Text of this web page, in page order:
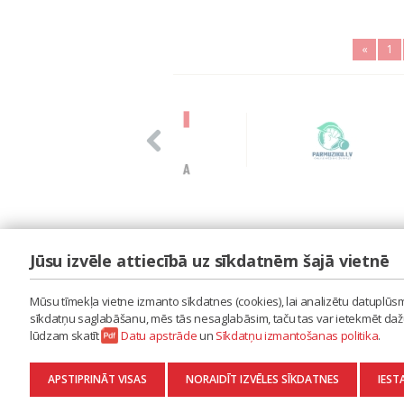
« 1
LAIPA
ES RADU MŪZIKU
AKTUALITĀTES
KONTAKTI
SĪKDATŅU IZMANTOŠANAS POLITIKA
DATU APSTRĀDE
Jūsu izvēle attiecībā uz sīkdatnēm šajā vietnē
Mūsu tīmekļa vietne izmanto sīkdatnes (cookies), lai analizētu
sīkdatņu saglabāšanu, mēs tās nesaglabāsim, taču tas var ietekmēt
lūdzam skatīt
Datu apstrādeun Sīkdatņu izmantošanas politika.
APSTIPRINĀT VISAS NORAIDĪT IZVĒLES SĪKDATNES